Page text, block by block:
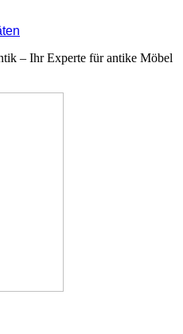
– Ihr Experte für antike Möbel